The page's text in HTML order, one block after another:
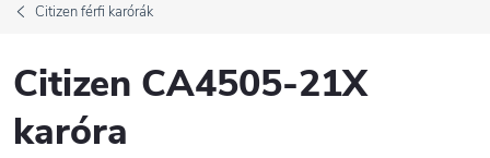
Citizen férfi karórák
Citizen CA4505-21X
karóra